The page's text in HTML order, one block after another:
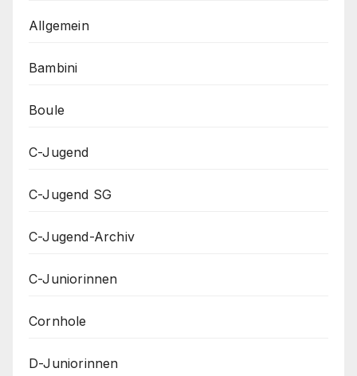
Allgemein
Bambini
Boule
C-Jugend
C-Jugend SG
C-Jugend-Archiv
C-Juniorinnen
Cornhole
D-Juniorinnen